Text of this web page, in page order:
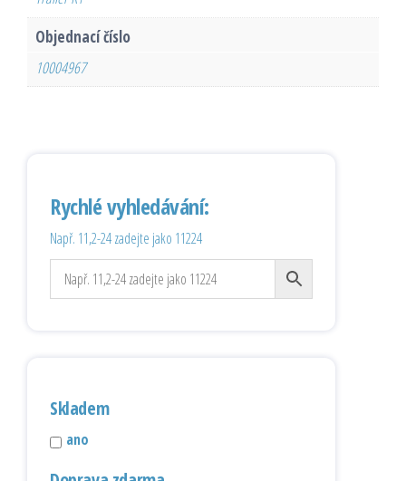
Objednací číslo
10004967
Rychlé vyhledávání:
Např. 11,2-24 zadejte jako 11224
Skladem
ano